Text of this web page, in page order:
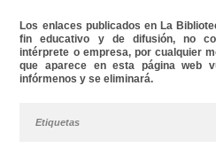
Los enlaces publicados en La
fin educativo y de difusión, no
intérprete o empresa, por cualquier
que aparece en esta página web
infórmenos y se eliminará.
Etiquetas